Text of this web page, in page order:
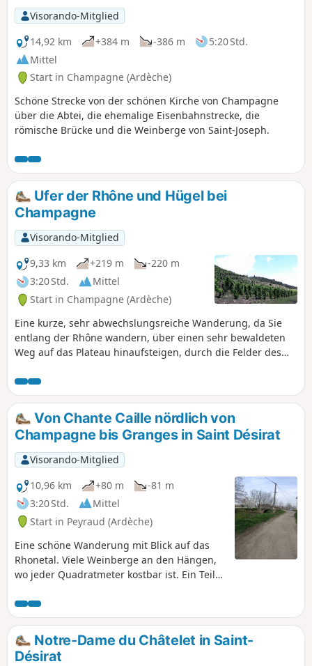
Visorando-Mitglied
14,92 km
+384 m -386 m
5:20 Std.
Mittel
Start in Champagne (Ardèche)
Schöne Strecke von der schönen Kirche von Champagne
über die Abtei, die ehemalige Eisenbahnstrecke, die
römische Brücke und die Weinberge von Saint-Joseph.
Ufer der Rhône und Hügel bei
Champagne
Visorando-Mitglied
9,33 km
+219 m
-220 m
3:20 Std.
Mittel
Start in Champagne (Ardèche)
Eine kurze, sehr abwechslungsreiche Wanderung, da Sie
entlang der Rhône wandern, über einen sehr bewaldeten
Weg auf das Plateau hinaufsteigen, durch die Felder des
Saint-Désirat steigen und auf der ehemaligen Bahnstrecke
zwischen Saint-Rambert d'Albon und Vernosc-lès-Annonay
enden. Diese Wanderung ist für Kinder im Alter von 6 bis 12
Jahren geeignet. Die Beschreibung wurde am 13.
September 2020 geändert und sollte nun keine Probleme
mehr bereiten.
Von Chante Caille nördlich von
Champagne bis Granges in Saint Désirat
Visorando-Mitglied
10,96 km
+80 m
-81 m
3:20 Std.
Mittel
Start in Peyraud (Ardèche)
Eine schöne Wanderung mit Blick auf das
Rhonetal. Viele Weinberge an den Hängen,
wo jeder Quadratmeter kostbar ist. Ein Teil
einer ehemaligen Güterbahnlinie.
Notre-Dame du Châtelet in Saint-
Désirat